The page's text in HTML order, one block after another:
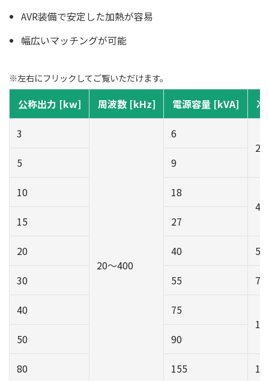
AVR装備で安定した加熱が容易
幅広いマッチングが可能
※左右にフリックしてご覧いただけます。
公称出力 [kw] 周波数 [kHz] 電源容量 [kVA]
3
20〜400
6
20
5
9
10
18
45
15
27
20 40 55
30 55 75
40
75
50
90
80 155